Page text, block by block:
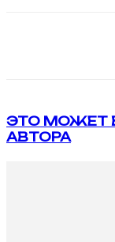
ЭТО МОЖЕТ
АВТОРА